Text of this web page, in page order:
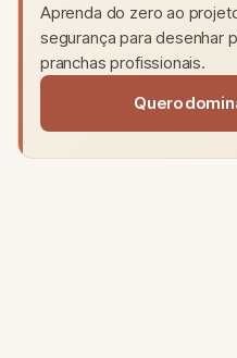
Aprenda do zero ao
segurança para desenhar
pranchas profissionais.
Quero